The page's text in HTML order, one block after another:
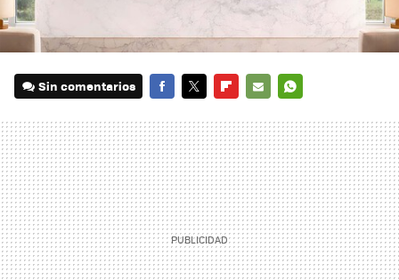
Sin comentarios
MAIL